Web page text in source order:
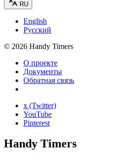
RU
English
Русский
© 2026 Handy Timers
О проекте
Документы
Обратная связь
x (Twitter)
YouTube
Pinterest
Handy Timers